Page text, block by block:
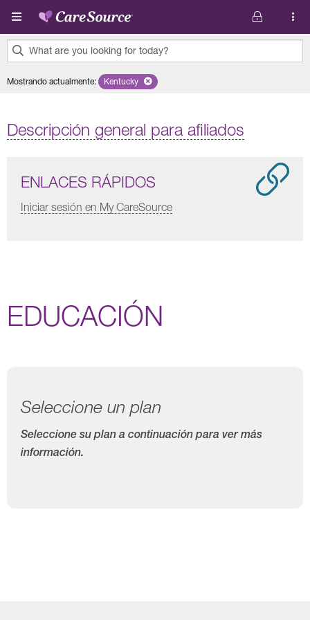
Pasar al contenido principal
What are you looking for today?
results
Mostrando actualmente: Remove selected state 'Kentucky'
Kentucky
Descripción general para afiliados
ENLACES RÁPIDOS
Iniciar sesión en My CareSource
EDUCACIÓN
Seleccione un plan
Seleccione su plan a continuación para ver más
información.